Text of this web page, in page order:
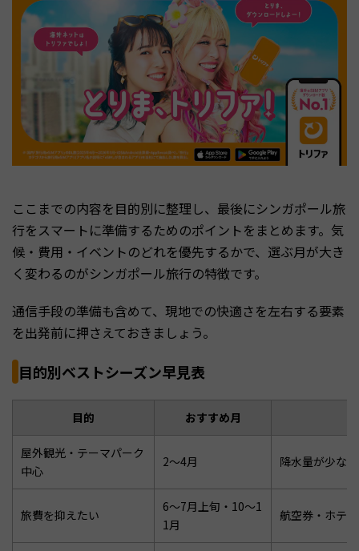
ここまでの内容を目的別に整理し、最後にシンガポール旅
行をスマートに準備するためのポイントをまとめます。気
候・費用・イベントのどれを優先するかで、選ぶ月が大き
く変わるのがシンガポール旅行の特徴です。
通信手段の準備も含めて、現地での快適さを左右する要素
を出発前に押さえておきましょう。
目的別ベストシーズン早見表
目的 おすすめ月
屋外観光・テーマパーク
中心
2〜4月 降水量が少な
旅費を抑えたい
6〜7月上旬・10〜1
1月
航空券・ホテ